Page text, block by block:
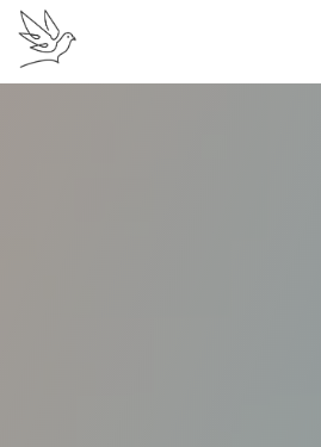
Panneau de gestion des cookies